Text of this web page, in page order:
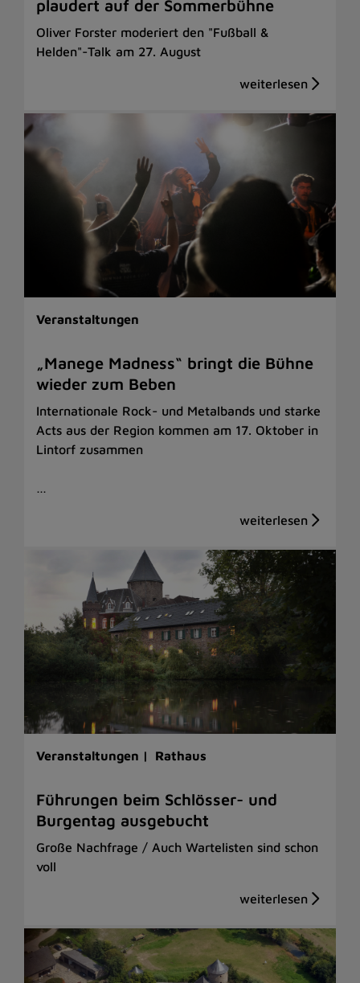
plaudert auf der Sommerbühne
Oliver Forster moderiert den "Fußball &
Helden"-Talk am 27. August
Veranstaltungen
„Manege Madness“ bringt die Bühne
wieder zum Beben
Internationale Rock- und Metalbands und starke
Acts aus der Region kommen am 17. Oktober in
Lintorf zusammen
…
Veranstaltungen | Rathaus
Führungen beim Schlösser- und
Burgentag ausgebucht
Große Nachfrage / Auch Wartelisten sind schon
voll